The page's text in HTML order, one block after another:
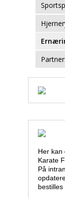
Her kan
Karate
På